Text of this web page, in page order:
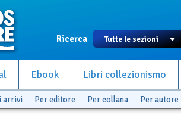
Ricerca
Ebook Libri collezionismo
arrivi Per editore Per collana Per autore